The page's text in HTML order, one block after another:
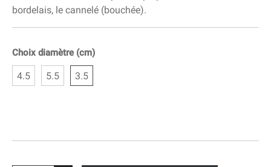
bordelais, le cannelé (bouchée).
Choix diamètre (cm)
4.5 5.5 3.5